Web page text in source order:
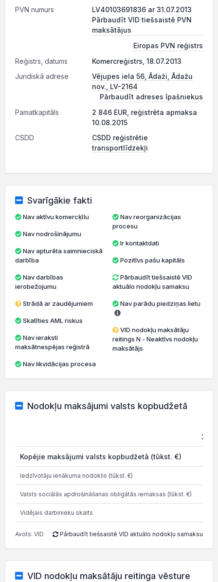
PVN numurs
LV40103691836 ar 31.07.2013
Pārbaudīt VID tiešsaistē PVN
maksātājus
Eiropas PVN reģistrs
Reģistrs, datums
Komercreģistrs, 18.07.2013
Juridiskā adrese
Vējupes iela 56, Ādaži, Ādažu
nov., LV-2164
Pārbaudīt adreses īpašniekus
Pamatkapitāls
2 846 EUR, reģistrēta apmaksa
10.08.2015
CSDD
CSDD reģistrētie
transportlīdzekļi
Svarīgākie fakti
Nav aktīvu komercķīlu
Nav nodrošinājumu
darbība
ierobežojumu
Strādā ar zaudējumiem
Skatīties AML riskus
maksātnespējas reģistrā
Nav likvidācijas procesa
Nav reorganizācijas
procesu
Ir kontaktdati
Pozitīvs pašu kapitāls
Pārbaudīt tiešsaistē VID
aktuālo nodokļu samaksu
Nav parādu piedziņas lietu
VID nodokļu maksātāju
reitings N - Neaktīvs nodokļu
maksātājs
Nodokļu maksājumi valsts kopbudžetā
2025
Kopējie maksājumi valsts kopbudžetā (tūkst. €)
Iedzīvotāju ienākuma nodoklis (tūkst. €)
Valsts sociālās apdrošināšanas obligātās iemaksas (tūkst. €)
Vidējais darbinieku skaits
Avots: VID Pārbaudīt tiešsaistē VID aktuālo nodokļu samaksu
VID nodokļu maksātāju reitinga vēsture